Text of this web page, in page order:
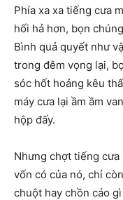
Phía xa xa tiếng cưa
hối hả hơn, bọn
Bình quả quyết như
trong đêm vọng lại,
sóc hốt hoảng kêu
máy cưa lại ầm ầm
hộp đấy.
Nhưng chợt tiếng
vốn có của nó, chỉ
chuột hay chồn cáo